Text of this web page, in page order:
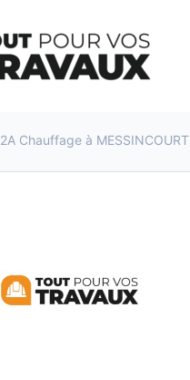
2A Chauffage à MESSINCOURT